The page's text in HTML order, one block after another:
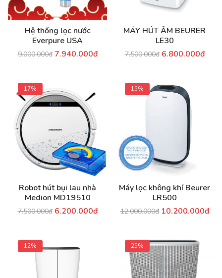
Hệ thống lọc nước
Everpure USA
9.000.000đ 7.940.000đ
MÁY HÚT ẨM BEURER
LE30
7.500.000đ 6.800.000đ
17%
Robot hút bụi lau nhà
Medion MD19510
7.500.000đ 6.200.000đ
15%
Máy lọc không khí Beurer
LR500
12.000.000đ 10.200.000đ
12% 25%